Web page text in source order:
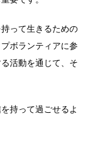
って生きるための
ボランティアに参
活動を通じて、そ
持って過ごせるよ